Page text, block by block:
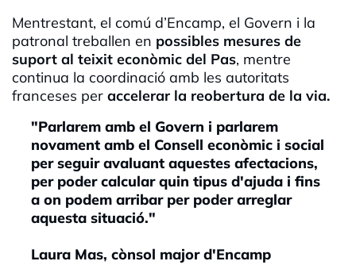
Mentrestant, el comú d’Encamp, el Govern i la
patronal treballen en possibles mesures de
suport al teixit econòmic del Pas, mentre
continua la coordinació amb les autoritats
franceses per accelerar la reobertura de la via.
"Parlarem amb el Govern i parlarem
novament amb el Consell econòmic i social
per seguir avaluant aquestes afectacions,
per poder calcular quin tipus d'ajuda i fins
a on podem arribar per poder arreglar
aquesta situació."
Laura Mas, cònsol major d'Encamp